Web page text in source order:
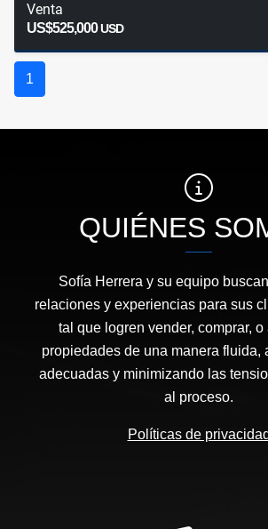
Venta
US$525,000USD
1
QUIÉNES
Sofía Herrera y su equipo
relaciones y experiencias para sus
tal que logren vender, comprar,
propiedades de una manera fluida,
adecuadas y minimizando las
al proceso.
Políticas de privacidad